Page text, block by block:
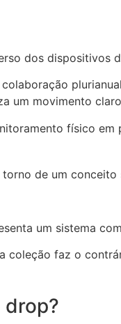
dos dispositivos
colaboração
um movimento
físico
de um conceito
um sistema
coleção faz o
drop?